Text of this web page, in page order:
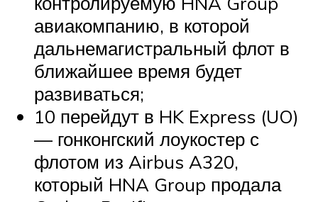
авиакомпанию, в которой
дальнемагистральный флот в
ближайшее время будет
развиваться;
10 перейдут в HK Express (UO)
— гонконгский лоукостер с
флотом из Airbus A320,
который HNA Group продала